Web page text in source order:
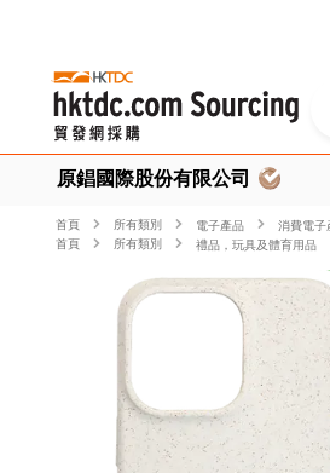
原錩國際股份有限公司
首頁 所有類別 電子產品 消費電子
首頁
所有類別 禮品，玩具及體育用品